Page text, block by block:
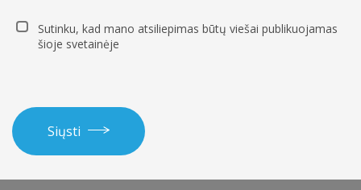
Sutinku, kad mano atsiliepimas būtų viešai publikuojamas
šioje svetainėje
Siųsti